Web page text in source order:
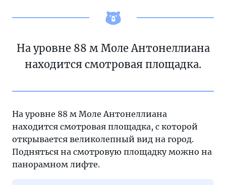
На уровне 88 м Моле Антонеллиана
находится смотровая площадка.
На уровне 88 м Моле Антонеллиана
находится смотровая площадка, с которой
открывается великолепный вид на город.
Подняться на смотровую площадку можно на
панорамном лифте.